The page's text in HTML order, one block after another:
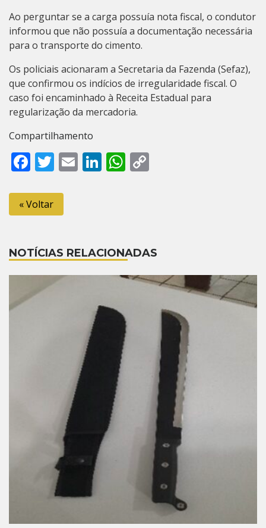
Ao perguntar se a carga possuía nota fiscal, o condutor
informou que não possuía a documentação necessária
para o transporte do cimento.
Os policiais acionaram a Secretaria da Fazenda (Sefaz),
que confirmou os indícios de irregularidade fiscal. O
caso foi encaminhado à Receita Estadual para
regularização da mercadoria.
Compartilhamento
Facebook
Twitter
EmailLinkedIn
WhatsApp
« Voltar
NOTÍCIAS RELACIONADAS